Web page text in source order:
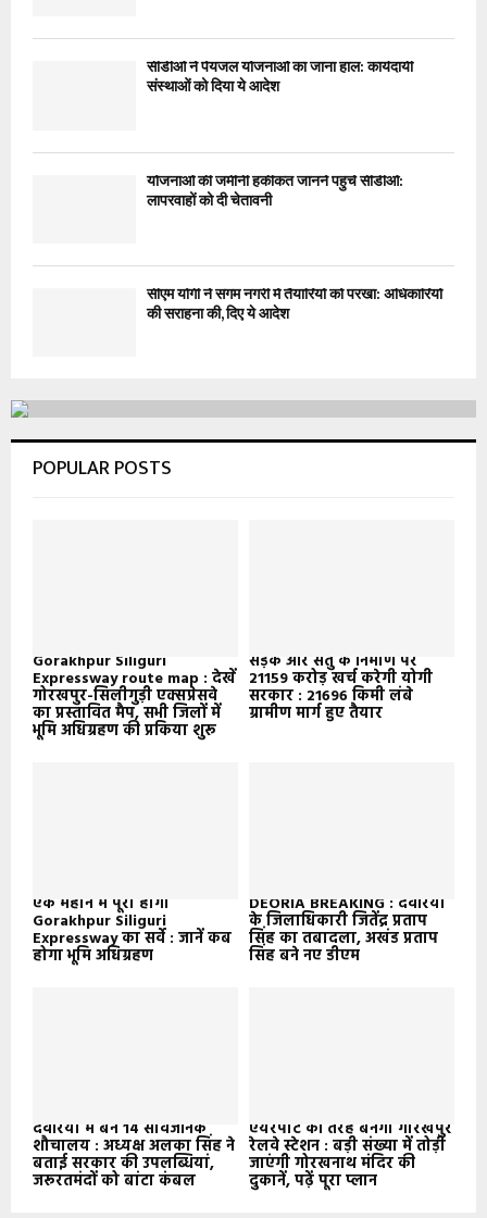
सीडीओ ने पेयजल योजनाओं का जाना हाल: कार्यदायी
संस्थाओं को दिया ये आदेश
योजनाओं की जमीनी हकीकत जानने पहुंचे सीडीओ:
लापरवाहों को दी चेतावनी
सीएम योगी ने संगम नगरी में तैयारियों को परखा: अधिकारियों
की सराहना की, दिए ये आदेश
POPULAR POSTS
Gorakhpur Siliguri
Expressway route map : देखें
गोरखपुर-सिलीगुड़ी एक्सप्रेसवे
का प्रस्तावित मैप, सभी जिलों में
भूमि अधिग्रहण की प्रकिया शुरू
सड़क और सेतु के निर्माण पर
21159 करोड़ खर्च करेगी योगी
सरकार : 21696 किमी लंबे
ग्रामीण मार्ग हुए तैयार
एक महीने में पूरा होगा
Gorakhpur Siliguri
Expressway का सर्वे : जानें कब
होगा भूमि अधिग्रहण
DEORIA BREAKING : देवरिया
के जिलाधिकारी जितेंद्र प्रताप
सिंह का तबादला, अखंड प्रताप
सिंह बने नए डीएम
देवरिया में बने 14 सार्वजनिक
शौचालय : अध्यक्ष अलका सिंह ने
बताई सरकार की उपलब्धियां,
जरूरतमंदों को बांटा कंबल
एयरपोर्ट की तरह बनेगा गोरखपुर
रेलवे स्टेशन : बड़ी संख्या में तोड़ी
जाएंगी गोरखनाथ मंदिर की
दुकानें, पढ़ें पूरा प्लान